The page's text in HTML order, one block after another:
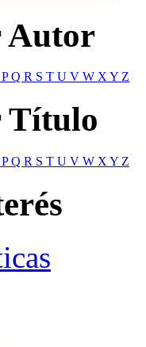
Autor
PQ R S T U V W XY Z
Título
PQ R S T U V W X Y Z